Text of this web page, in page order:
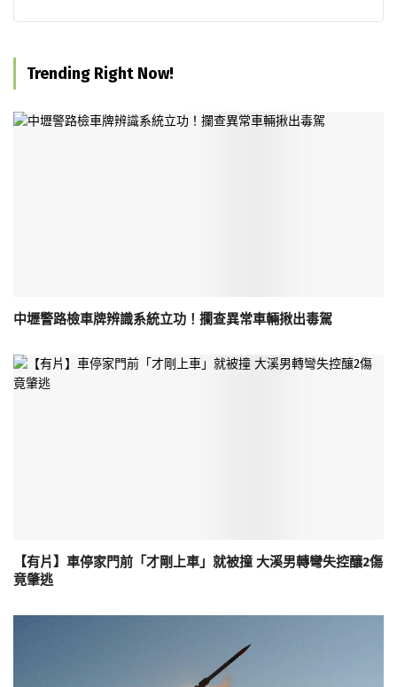
Trending Right Now!
中壢警路檢車牌辨識系統立功！攔查異常車輛揪出毒駕
【有片】車停家門前「才剛上車」就被撞 大溪男轉彎失控釀2傷
竟肇逃